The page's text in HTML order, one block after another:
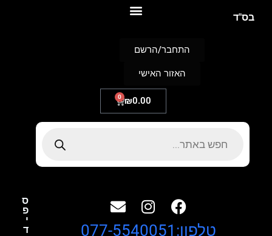
בס"ד
₪0.00
0
התחבר/הרשם
האזור האישי
ס
פ
י
ד
טלפון:077-5540051